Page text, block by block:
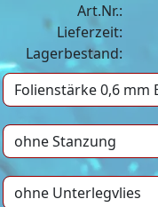
Art.Nr.:
Lieferzeit:
Lagerbestand: